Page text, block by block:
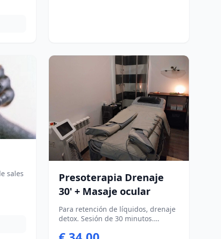
sales
Presoterapia Drenaje
30' + Masaje ocular
Para retención de líquidos, drenaje
detox. Sesión de 30 minutos.